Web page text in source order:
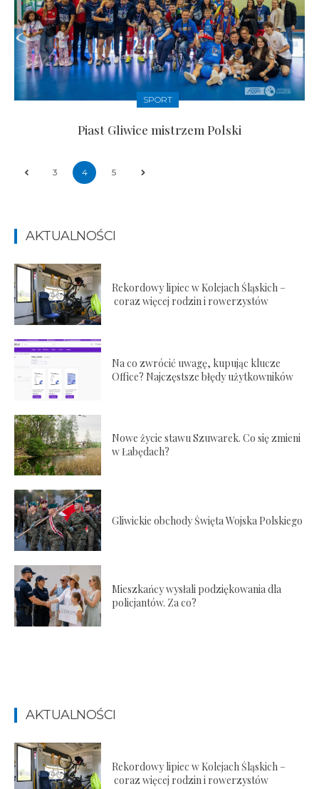
SPORT
Piast Gliwice mistrzem Polski
3 4 5
AKTUALNOŚCI
Rekordowy lipiec w Kolejach Śląskich –
coraz więcej rodzin i rowerzystów
Na co zwrócić uwagę, kupując klucze
Office? Najczęstsze błędy użytkowników
Nowe życie stawu Szuwarek. Co się zmieni
w Łabędach?
Gliwickie obchody Święta Wojska Polskiego
Mieszkańcy wysłali podziękowania dla
policjantów. Za co?
AKTUALNOŚCI
Rekordowy lipiec w Kolejach Śląskich –
coraz więcej rodzin i rowerzystów